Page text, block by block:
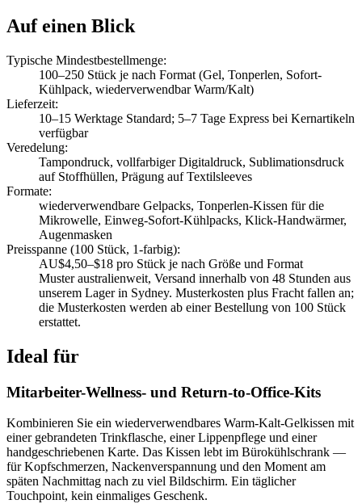
Auf einen Blick
Typische Mindestbestellmenge:
100–250 Stück je nach Format (Gel, Tonperlen, Sofort-
Kühlpack, wiederverwendbar Warm/Kalt)
Lieferzeit:
10–15 Werktage Standard; 5–7 Tage Express bei Kernartikeln
verfügbar
Veredelung:
Tampondruck, vollfarbiger Digitaldruck, Sublimationsdruck
auf Stoffhüllen, Prägung auf Textilsleeves
Formate:
wiederverwendbare Gelpacks, Tonperlen-Kissen für die
Mikrowelle, Einweg-Sofort-Kühlpacks, Klick-Handwärmer,
Augenmasken
Preisspanne (100 Stück, 1-farbig):
AU$4,50–$18 pro Stück je nach Größe und Format
Muster australienweit, Versand innerhalb von 48 Stunden aus
unserem Lager in Sydney. Musterkosten plus Fracht fallen an;
die Musterkosten werden ab einer Bestellung von 100 Stück
erstattet.
Ideal für
Mitarbeiter-Wellness- und Return-to-Office-Kits
Kombinieren Sie ein wiederverwendbares Warm-Kalt-Gelkissen mit
einer gebrandeten Trinkflasche, einer Lippenpflege und einer
handgeschriebenen Karte. Das Kissen lebt im Bürokühlschrank —
für Kopfschmerzen, Nackenverspannung und den Moment am
späten Nachmittag nach zu viel Bildschirm. Ein täglicher
Touchpoint, kein einmaliges Geschenk.